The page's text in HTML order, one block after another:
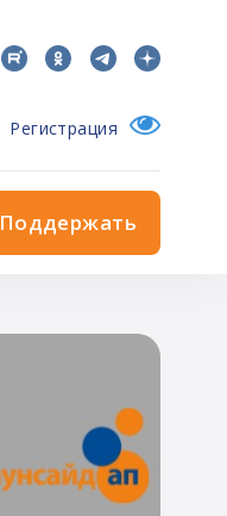
Регистрация
Поддержать